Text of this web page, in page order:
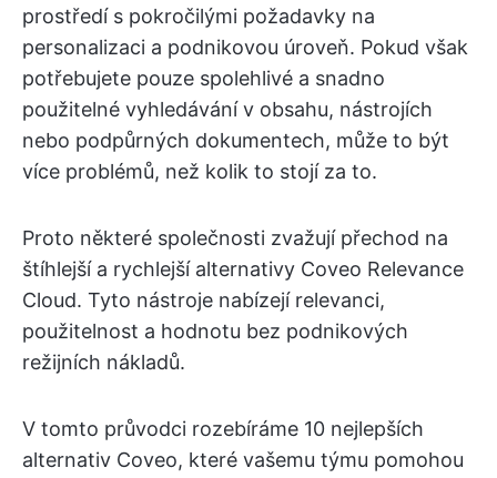
prostředí s pokročilými požadavky na
personalizaci a podnikovou úroveň. Pokud však
potřebujete pouze spolehlivé a snadno
použitelné vyhledávání v obsahu, nástrojích
nebo podpůrných dokumentech, může to být
více problémů, než kolik to stojí za to.
Proto některé společnosti zvažují přechod na
štíhlejší a rychlejší alternativy Coveo Relevance
Cloud. Tyto nástroje nabízejí relevanci,
použitelnost a hodnotu bez podnikových
režijních nákladů.
V tomto průvodci rozebíráme 10 nejlepších
alternativ Coveo, které vašemu týmu pomohou